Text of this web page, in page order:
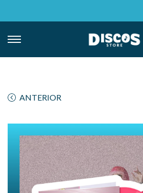
ANTERIOR